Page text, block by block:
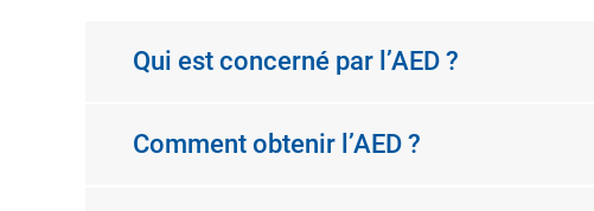
Qui est concerné par l’AED ?
Comment obtenir l’AED ?